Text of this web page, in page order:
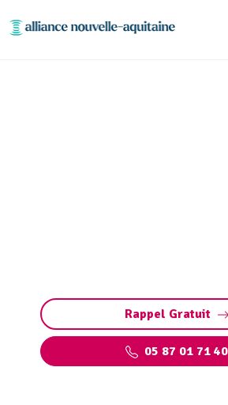
Rappel Gratuit
05 87 01 71 40